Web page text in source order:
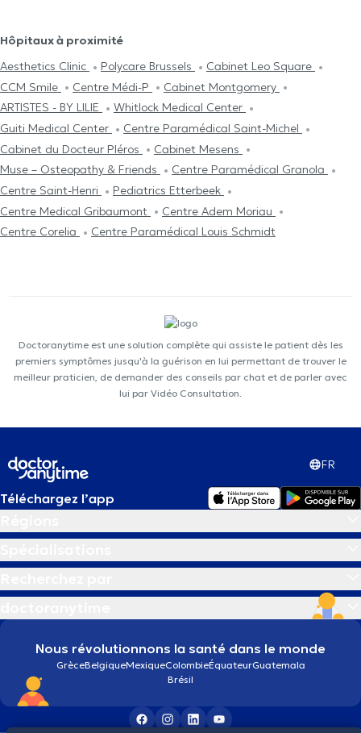
Hôpitaux à proximité
Aesthetics Clinic
Polycare Brussels
Cabinet Leo Square
CCM Smile
Centre Médi-P
Cabinet Montgomery
ARTISTES - BY LILIE
Whitlock Medical Center
Guiti Medical Center
Centre Paramédical Saint-Michel
Cabinet du Docteur Pléros
Cabinet Mesens
Muse – Osteopathy & Friends
Centre Paramédical Granola
Centre Saint-Henri
Pediatrics Etterbeek
Centre Medical Gribaumont
Centre Adem Moriau
Centre Corelia
Centre Paramédical Louis Schmidt
Doctoranytime est une solution complète qui assiste le patient dès les
premiers symptômes jusqu'à la guérison en lui permettant de trouver le
meilleur praticien, de demander des conseils par chat et de parler avec
lui par Vidéo Consultation.
FR
Téléchargez l’app
Nous révolutionnons la santé dans le monde
GrèceBelgiqueMexiqueColombieÉquateurGuatemala
Brésil